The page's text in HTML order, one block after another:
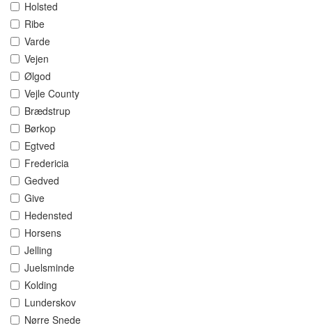
Holsted
Ribe
Varde
Vejen
Ølgod
Vejle County
Brædstrup
Børkop
Egtved
Fredericia
Gedved
Give
Hedensted
Horsens
Jelling
Juelsminde
Kolding
Lunderskov
Nørre Snede